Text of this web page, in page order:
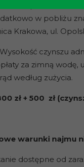
110m (linie 18,50,
w pobliżu
Krakowa, ul.
czynszu
za zimną
według zużycia.
zł + 500 zł
warunki najmu
dostępne od